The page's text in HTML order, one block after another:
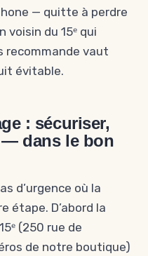
— quitte à perdre
du 15ᵉ qui
recommande vaut
évitable.
: sécuriser,
— dans le bon
d’urgence où la
étape. D’abord la
(250 rue de
de notre boutique)